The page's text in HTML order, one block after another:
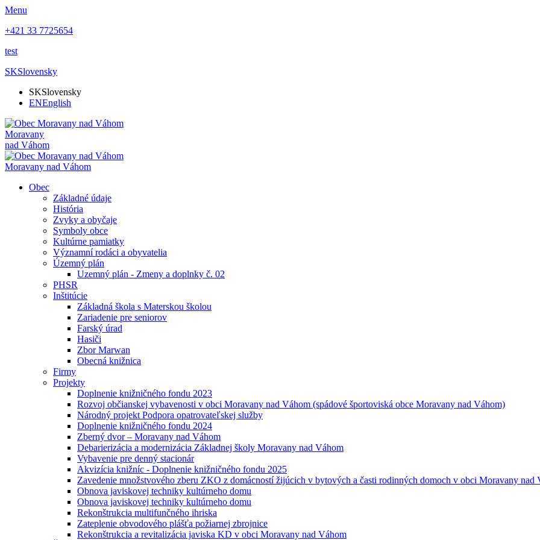
Menu
+421 33 7725654
test
SKSlovensky
SKSlovensky
ENEnglish
Moravany
nad Váhom
Moravany nad Váhom
Obec
Základné údaje
História
Zvyky a obyčaje
Symboly obce
Kultúrne pamiatky
Významní rodáci a obyvatelia
Územný plán
Uzemný plán - Zmeny a doplnky č. 02
PHSR
Inštitúcie
Základná škola s Materskou školou
Zariadenie pre seniorov
Farský úrad
Hasiči
Zbor Marwan
Obecná knižnica
Firmy
Projekty
Doplnenie knižničného fondu 2023
Rozvoj občianskej vybavenosti v obci Moravany nad Váhom (spádové športoviská obce Moravany nad Váhom)
Národný projekt Podpora opatrovateľskej služby
Doplnenie knižničného fondu 2024
Zberný dvor – Moravany nad Váhom
Debarierizácia a modernizácia Základnej školy Moravany nad Váhom
Vybavenie pre denný stacionár
Akvizícia knižníc - Doplnenie knižničného fondu 2025
Zavedenie množstvového zberu ZKO z domácností žijúcich v bytových a časti rodinných domoch v obci Moravany nad
Obnova javiskovej techniky kultúrneho domu
Obnova javiskovej techniky kultúrneho domu
Rekonštrukcia multifunčného ihriska
Zateplenie obvodového plášťa požiarnej zbrojnice
Rekonštrukcia a revitalizácia javiska KD v obci Moravany nad Váhom